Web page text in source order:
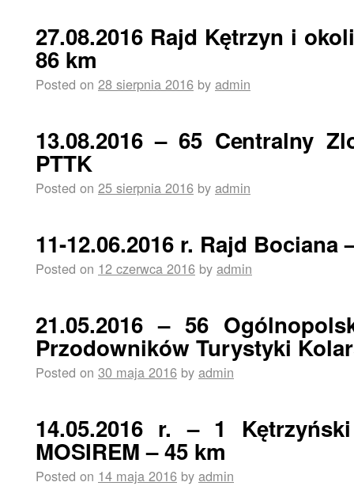
27.08.2016 Rajd Kętrzyn i
86 km
Posted on 28 sierpnia 2016 by admin
13.08.2016 – 65 Centralny
PTTK
Posted on 25 sierpnia 2016 by admin
11-12.06.2016 r. Rajd Bociana
Posted on 12 czerwca 2016 by admin
21.05.2016 – 56
Przodowników Turystyki
Posted on 30 maja 2016 by admin
14.05.2016 r. – 1
MOSIREM – 45 km
Posted on 14 maja 2016 by admin